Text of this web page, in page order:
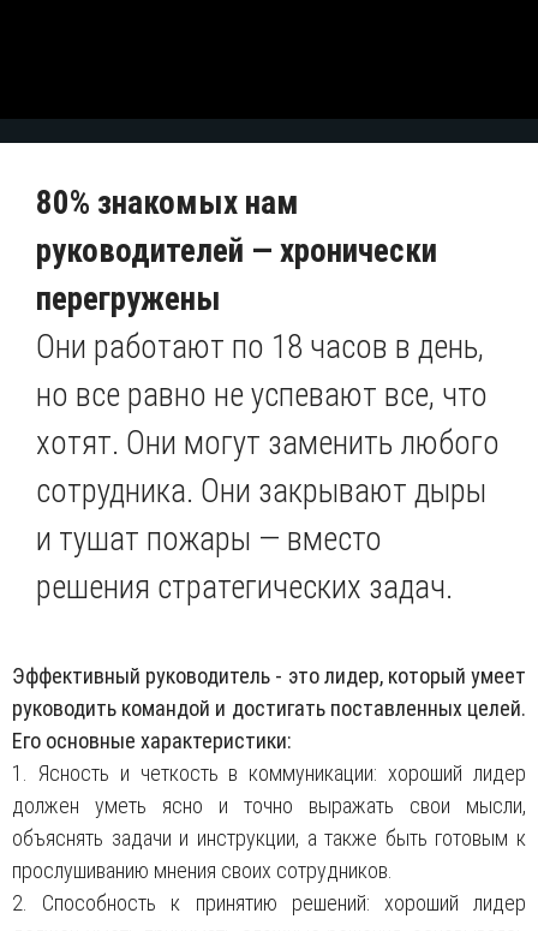
80% знакомых нам
руководителей — хронически
перегружены
Они работают по 18 часов в день,
но все равно не успевают все, что
хотят. Они могут заменить любого
сотрудника. Они закрывают дыры
и тушат пожары — вместо
решения стратегических задач.
Эффективный руководитель - это лидер, который умеет
руководить командой и достигать поставленных целей.
Его основные характеристики:
1. Ясность и четкость в коммуникации: хороший лидер
должен уметь ясно и точно выражать свои мысли,
объяснять задачи и инструкции, а также быть готовым к
прослушиванию мнения своих сотрудников.
2. Способность к принятию решений: хороший лидер